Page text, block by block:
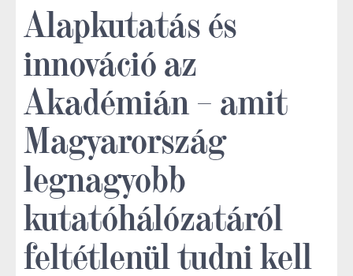
Alapkutatás és
innováció az
Akadémián – amit
Magyarország
legnagyobb
kutatóhálózatáról
feltétlenül tudni kell